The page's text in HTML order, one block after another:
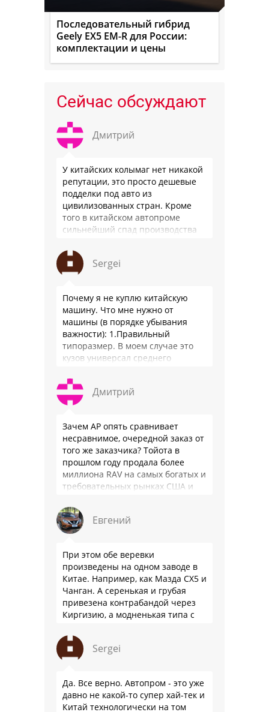
Последовательный гибрид
Geely EX5 EM-R для России:
комплектации и цены
Сейчас обсуждают
Дмитрий
У китайских колымаг нет никакой
репутации, это просто дешевые
подделки под авто из
цивилизованных стран. Кроме
того в китайском автопроме
сильнейший спад производства
почти все китайские
производители работают …
Sergei
Почему я не куплю китайскую
машину. Что мне нужно от
машины (в порядке убывания
важности): 1.Правильный
типоразмер. В моем случае это
кузов универсал среднего
быть уверенным, что она меня
везде довезет и …
Дмитрий
Зачем АР опять сравнивает
несравнимое, очередной заказ от
того же заказчика? Тойота в
прошлом году продала более
миллиона RAV на самых богатых и
требовательных рынках США и
подтвердив статус …
Евгений
При этом обе веревки
произведены на одном заводе в
Китае. Например, как Мазда СХ5 и
Чанган. А серенькая и грубая
привезена контрабандой через
Киргизию, а модненькая типа с
Sergei
Да. Все верно. Автопром - это уже
давно не какой-то супер хай-тек и
Китай технологически на том